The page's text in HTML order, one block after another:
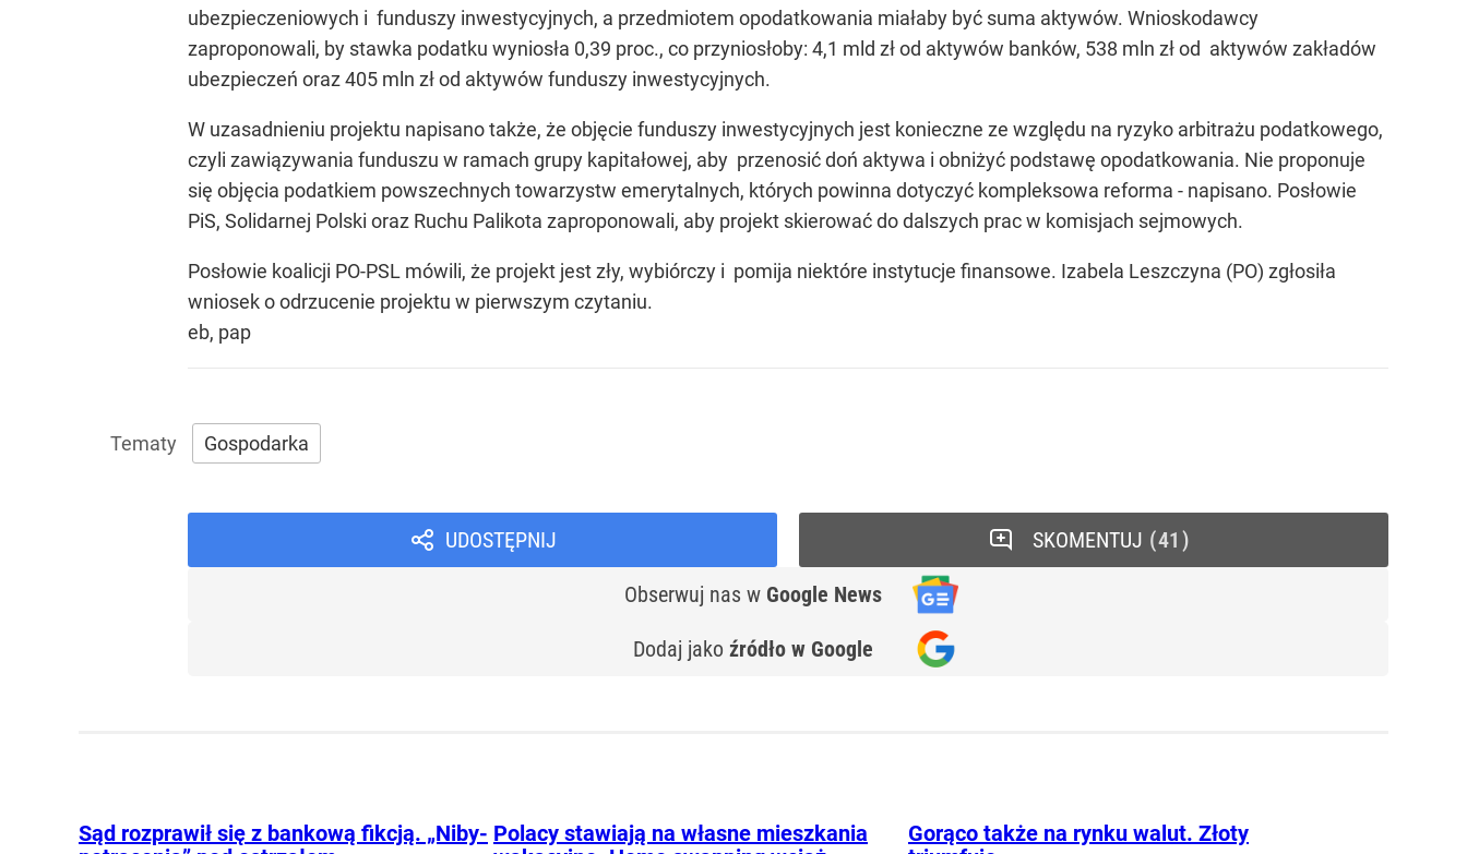
ubezpieczeniowych i funduszy inwestycyjnych, a przedmiotem opodatkowania miałaby być suma aktywów. Wnioskodawcy
zaproponowali, by stawka podatku wyniosła 0,39 proc., co przyniosłoby: 4,1 mld zł od aktywów banków, 538 mln zł od aktywów zakładów
ubezpieczeń oraz 405 mln zł od aktywów funduszy inwestycyjnych.
W uzasadnieniu projektu napisano także, że objęcie funduszy inwestycyjnych jest konieczne ze względu na ryzyko arbitrażu podatkowego,
czyli zawiązywania funduszu w ramach grupy kapitałowej, aby przenosić doń aktywa i obniżyć podstawę opodatkowania. Nie proponuje
się objęcia podatkiem powszechnych towarzystw emerytalnych, których powinna dotyczyć kompleksowa reforma - napisano. Posłowie
PiS, Solidarnej Polski oraz Ruchu Palikota zaproponowali, aby projekt skierować do dalszych prac w komisjach sejmowych.
Posłowie koalicji PO-PSL mówili, że projekt jest zły, wybiórczy i pomija niektóre instytucje finansowe. Izabela Leszczyna (PO) zgłosiła
wniosek o odrzucenie projektu w pierwszym czytaniu.
eb, pap
Gospodarka
UDOSTĘPNIJ
Obserwuj nas w Google News
Dodaj jako źródło w Google
SKOMENTUJ 41
Sąd rozprawił się z bankową fikcją. „Niby- Polacy stawiają na własne mieszkania
Gorąco także na rynku walut. Złoty